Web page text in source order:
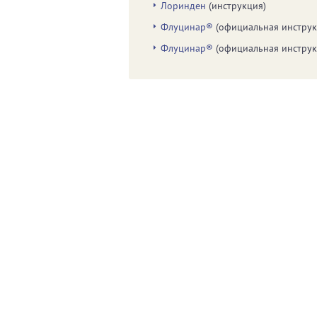
Лоринден (инструкция)
Флуцинар® (официальная
Флуцинар® (официальная